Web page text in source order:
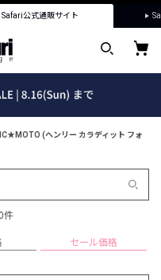
Safari公式通販サイト
(ヘンリー カラディット フォ
件
セール価格